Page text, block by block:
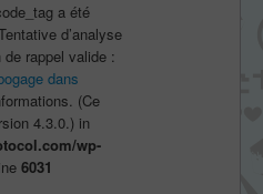
a été
d’analyse
rappel valide :
dans
(Ce
4.3.0.) in
wp-
6031